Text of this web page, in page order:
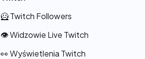
🦸 Twitch Followers
👁️ Widzowie Live Twitch
👀 Wyświetlenia Twitch